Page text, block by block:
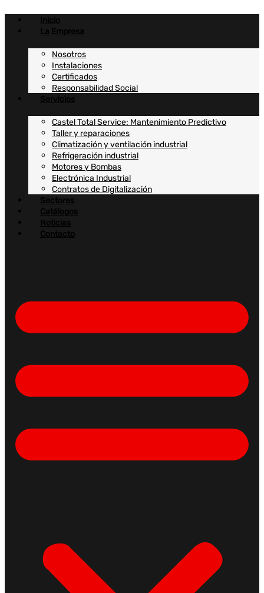
contenido
Inicio
La Empresa
Nosotros
Instalaciones
Certificados
Responsabilidad Social
Servicios
Castel Total Service: Mantenimiento Predictivo
Taller y reparaciones
Climatización y ventilación industrial
Refrigeración industrial
Motores y Bombas
Electrónica Industrial
Contratos de Digitalización
Sectores
Catálogos
Noticias
Contacto